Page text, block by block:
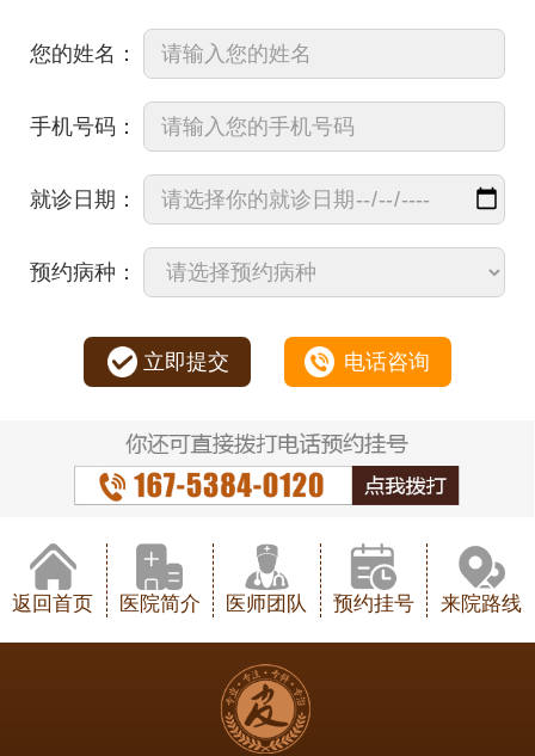
您的姓名：
手机号码：
就诊日期：
预约病种：
立即提交 电话咨询
返回首页 医院简介 医师团队 预约挂号 来院路线